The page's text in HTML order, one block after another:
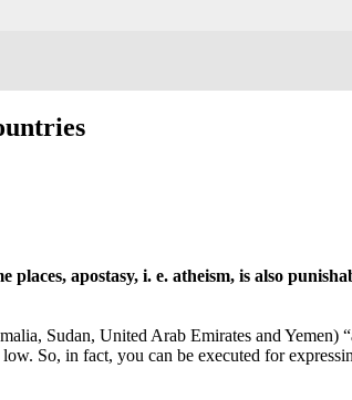
apostasy, i. e. atheism, is also
Sudan, United Arab Emirates and Yemen)
So, in fact, you can be executed for